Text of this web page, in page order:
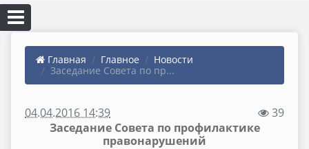
Главная Главное
Новости
Заседание Совета по пр...
04.04.2016 14:39
39
Заседание Совета по профилактике
правонарушений